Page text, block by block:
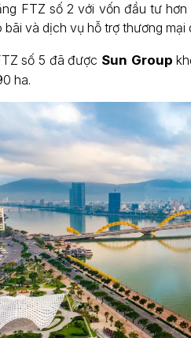
FTZ số 2 với vốn đầu tư hơn
và dịch vụ hỗ trợ thương mại
số 5 đã được Sun Group
ha.